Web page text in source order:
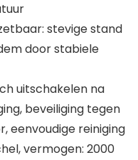
stevige stand
door stabiele
uitschakelen na
beveiliging tegen
eenvoudige reiniging
vermogen: 2000